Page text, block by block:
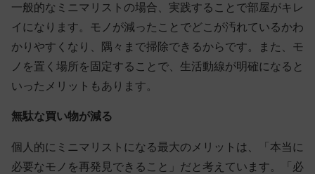
一般的なミニマリストの場合、実践することで部屋がキレ
イになります。モノが減ったことでどこが汚れているかわ
かりやすくなり、隅々まで掃除できるからです。また、モ
ノを置く場所を固定することで、生活動線が明確になると
いったメリットもあります。
無駄な買い物が減る
個人的にミニマリストになる最大のメリットは、「本当に
必要なモノを再発見できること」だと考えています。「必